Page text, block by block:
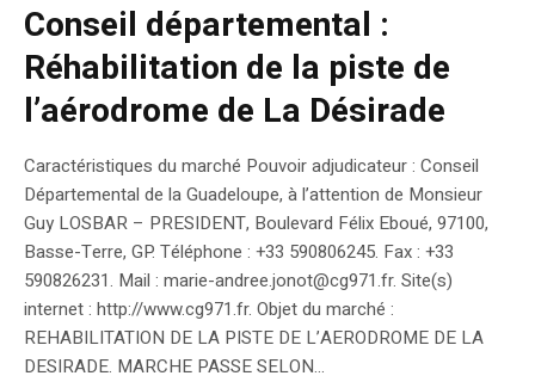
Conseil départemental :
Réhabilitation de la piste de
l’aérodrome de La Désirade
Caractéristiques du marché Pouvoir adjudicateur : Conseil
Départemental de la Guadeloupe, à l’attention de Monsieur
Guy LOSBAR – PRESIDENT, Boulevard Félix Eboué, 97100,
Basse-Terre, GP. Téléphone : +33 590806245. Fax : +33
590826231. Mail : marie-andree.jonot@cg971.fr. Site(s)
internet : http://www.cg971.fr. Objet du marché :
REHABILITATION DE LA PISTE DE L’AERODROME DE LA
DESIRADE. MARCHE PASSE SELON...